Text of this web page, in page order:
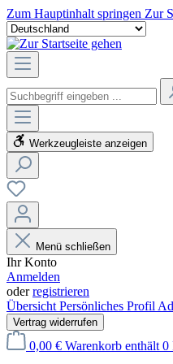
Zum Hauptinhalt springen Zur
Werkzeugleiste anzeigen
Menü schließen
Ihr Konto
Anmelden
oderregistrieren
Übersicht Persönliches Profil
Vertrag widerrufen
0,00 € Warenkorb enthält